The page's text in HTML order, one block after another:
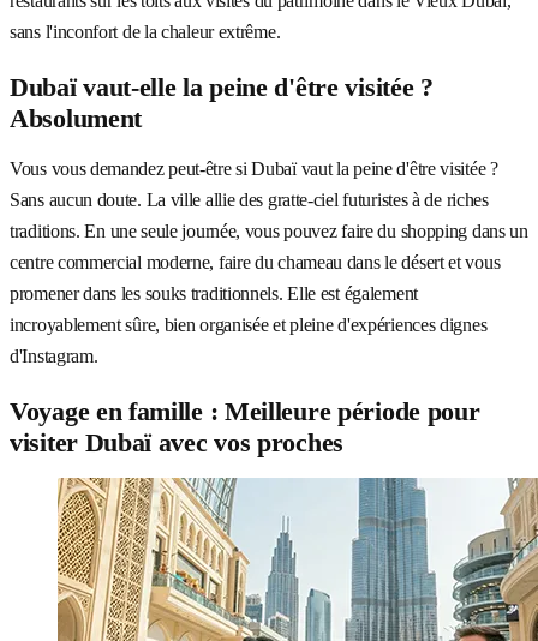
sans l'inconfort de la chaleur extrême.
Dubaï vaut-elle la peine d'être visitée ?
Absolument
Vous vous demandez peut-être si Dubaï vaut la peine d'être visitée ?
Sans aucun doute. La ville allie des gratte-ciel futuristes à de riches
traditions. En une seule journée, vous pouvez faire du shopping dans un
centre commercial moderne, faire du chameau dans le désert et vous
promener dans les souks traditionnels. Elle est également
incroyablement sûre, bien organisée et pleine d'expériences dignes
d'Instagram.
Voyage en famille : Meilleure période pour
visiter Dubaï avec vos proches